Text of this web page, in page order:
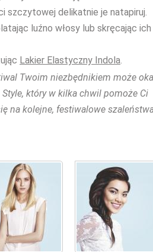
szczytowej delikatnie je natapiruj.
luźno włosy lub skręcając ich
Lakier Elastyczny Indola.
Twoim niezbędnikiem może
który w kilka chwil pomoże Ci
na kolejne, festiwalowe